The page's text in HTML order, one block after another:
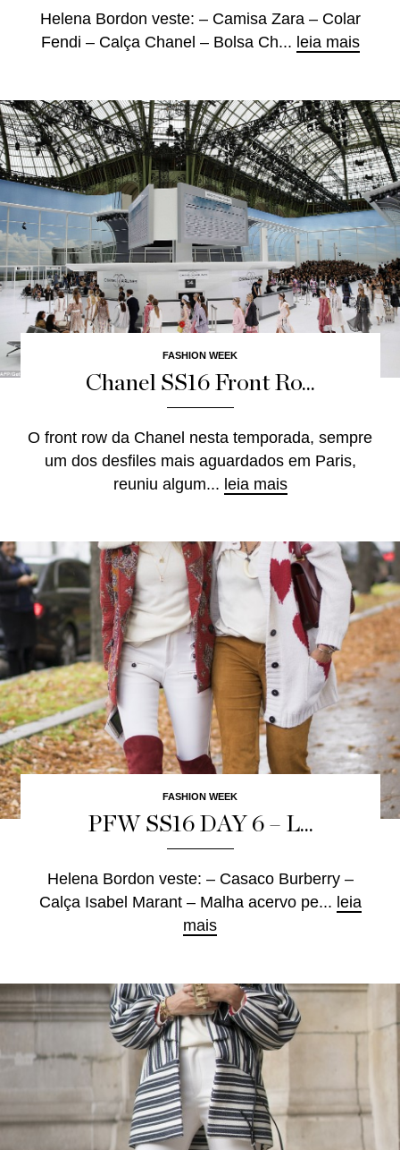
Helena Bordon veste: – Camisa Zara – Colar
Fendi – Calça Chanel – Bolsa Ch... leia mais
FASHION WEEK
Chanel SS16 Front Ro...
O front row da Chanel nesta temporada, sempre
um dos desfiles mais aguardados em Paris,
reuniu algum... leia mais
FASHION WEEK
PFW SS16 DAY 6 – L...
Helena Bordon veste: – Casaco Burberry –
Calça Isabel Marant – Malha acervo pe... leia
mais